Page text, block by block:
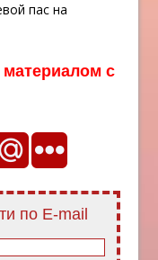
пас на
с
по E-mail